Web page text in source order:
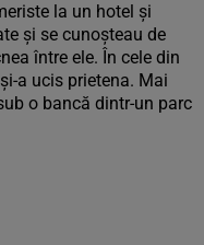
la un hotel și
și se cunoșteau de
între ele. În cele din
a ucis prietena. Mai
o bancă dintr-un parc